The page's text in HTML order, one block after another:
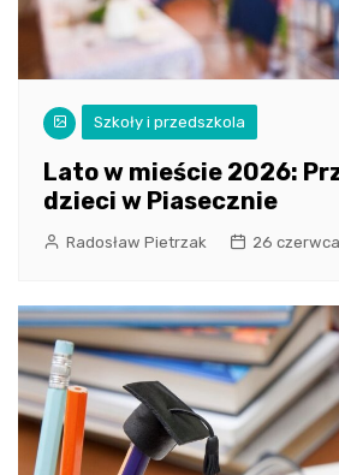
Szkoły i przedszkola
Lato w mieście 2026:
dzieci w Piasecznie
Radosław Pietrzak 26